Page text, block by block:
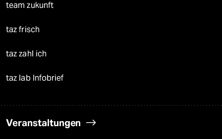
team zukunft
taz frisch
taz zahl ich
taz lab Infobrief
Veranstaltungen